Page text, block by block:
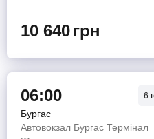
10 640грн
06:00 6
Бургас
Автовокзал Бургас Термінал